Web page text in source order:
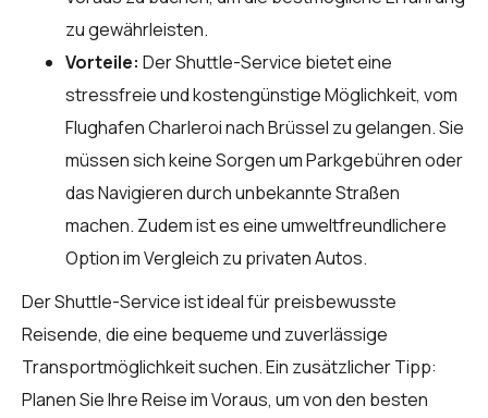
zu gewährleisten.
Vorteile: Der Shuttle-Service bietet eine
stressfreie und kostengünstige Möglichkeit, vom
Flughafen Charleroi nach Brüssel zu gelangen. Sie
müssen sich keine Sorgen um Parkgebühren oder
das Navigieren durch unbekannte Straßen
machen. Zudem ist es eine umweltfreundlichere
Option im Vergleich zu privaten Autos.
Der Shuttle-Service ist ideal für preisbewusste
Reisende, die eine bequeme und zuverlässige
Transportmöglichkeit suchen. Ein zusätzlicher Tipp:
Planen Sie Ihre Reise im Voraus, um von den besten